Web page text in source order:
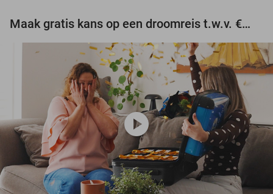
Maak gratis kans op een droomreis t.w.v. €3.000!
play_circle